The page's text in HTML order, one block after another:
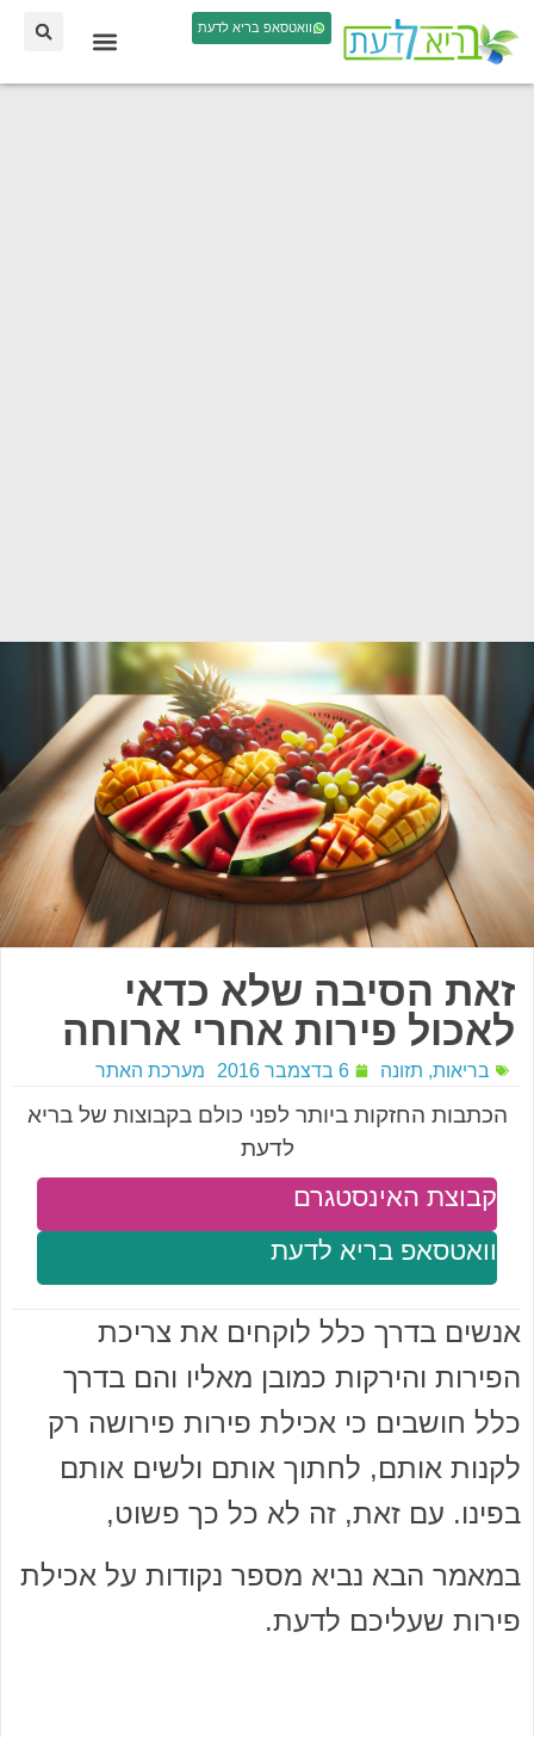
וואטסאפ בריא לדעת
זאת הסיבה שלא כדאי
לאכול פירות אחרי ארוחה
בריאות, תזונה 6 בדצמבר 2016 מערכת האתר
הכתבות החזקות ביותר לפני כולם בקבוצות של בריא
לדעת
וואטסאפ בריא לדעת
קבוצת האינסטגרם
אנשים בדרך כלל לוקחים את צריכת
הפירות והירקות כמובן מאליו והם בדרך
כלל חושבים כי אכילת פירות פירושה רק
לקנות אותם, לחתוך אותם ולשים אותם
בפינו. עם זאת, זה לא כל כך פשוט,
במאמר הבא נביא מספר נקודות על אכילת
פירות שעליכם לדעת.